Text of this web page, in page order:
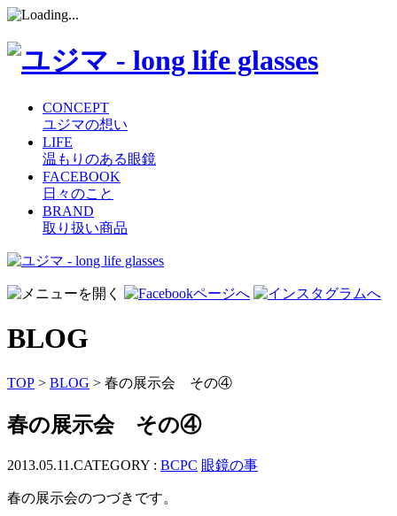
CONCEPT
ユジマの想い
LIFE
温もりのある眼鏡
FACEBOOK
日々のこと
BRAND
取り扱い商品
コ
テ
ツ
へ
キ
プ
BLOG
TOP > BLOG > 春の展示会 その④
春の展示会 その④
2013.05.11.CATEGORY : BCPC 眼鏡の事
春の展示会のつづきです。